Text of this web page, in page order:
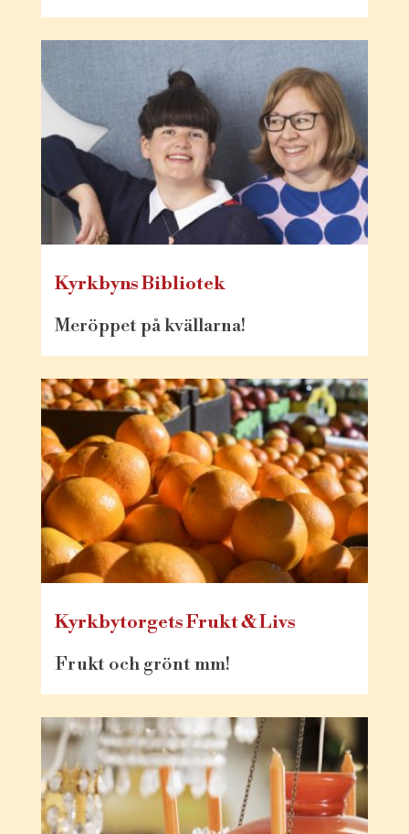
Kyrkbyns Bibliotek
Meröppet på kvällarna!
Kyrkbytorgets Frukt & Livs
Frukt och grönt mm!